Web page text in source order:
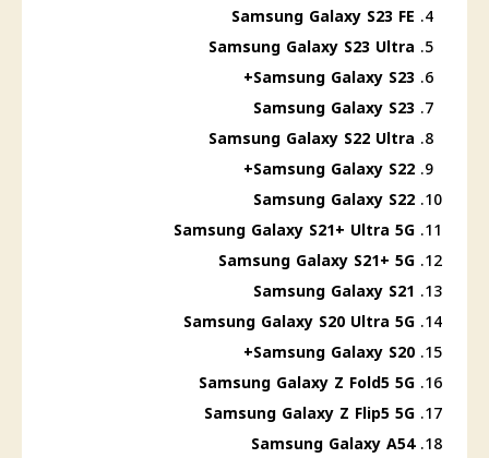
Samsung Galaxy S23 FE
Samsung Galaxy S23 Ultra
Samsung Galaxy S23+
Samsung Galaxy S23
Samsung Galaxy S22 Ultra
Samsung Galaxy S22+
Samsung Galaxy S22
Samsung Galaxy S21+ Ultra 5G
Samsung Galaxy S21+ 5G
Samsung Galaxy S21
Samsung Galaxy S20 Ultra 5G
Samsung Galaxy S20+
Samsung Galaxy Z Fold5 5G
Samsung Galaxy Z Flip5 5G
Samsung Galaxy A54